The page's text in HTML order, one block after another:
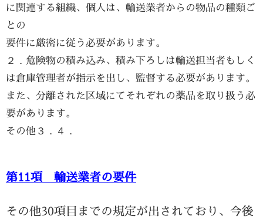
に関連する組織、個人は、輸送業者からの物品の種類ご
との
要件に厳密に従う必要があります。
２．危険物の積み込み、積み下ろしは輸送担当者もしく
は倉庫管理者が指示を出し、監督する必要があります。
また、分離された区域にてそれぞれの薬品を取り扱う必
要があります。
その他３．４．
第11項 輸送業者の要件
その他30項目までの規定が出されており、今後